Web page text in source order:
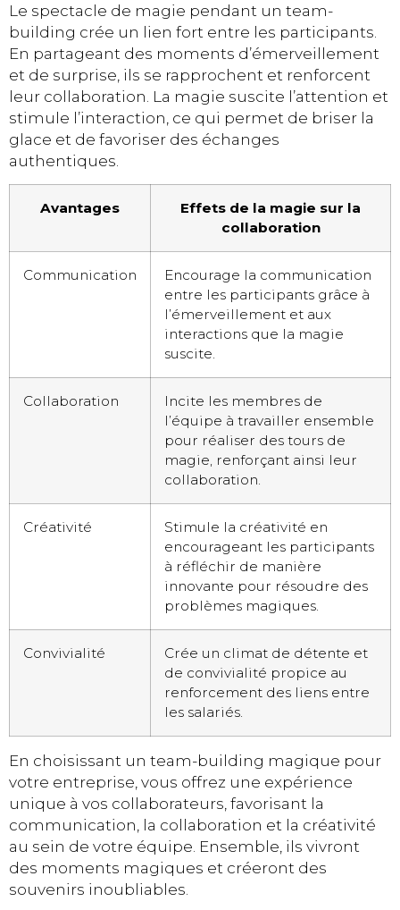
Le spectacle de magie pendant un team-
building crée un lien fort entre les participants.
En partageant des moments d’émerveillement
et de surprise, ils se rapprochent et renforcent
leur collaboration. La magie suscite l’attention et
stimule l’interaction, ce qui permet de briser la
glace et de favoriser des échanges
authentiques.
Avantages
Effets de la magie sur la
collaboration
Communication
Encourage la communication
entre les participants grâce à
l’émerveillement et aux
interactions que la magie
suscite.
Collaboration
Incite les membres de
l’équipe à travailler ensemble
pour réaliser des tours de
magie, renforçant ainsi leur
collaboration.
Créativité
Stimule la créativité en
encourageant les participants
à réfléchir de manière
innovante pour résoudre des
problèmes magiques.
Convivialité
Crée un climat de détente et
de convivialité propice au
renforcement des liens entre
les salariés.
En choisissant un team-building magique pour
votre entreprise, vous offrez une expérience
unique à vos collaborateurs, favorisant la
communication, la collaboration et la créativité
au sein de votre équipe. Ensemble, ils vivront
des moments magiques et créeront des
souvenirs inoubliables.